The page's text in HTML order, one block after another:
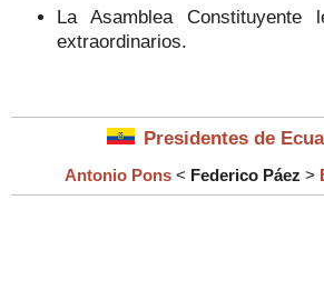
La Asamblea Constituyente
extraordinarios.
Presidentes de
Antonio Pons < Federico Páez >